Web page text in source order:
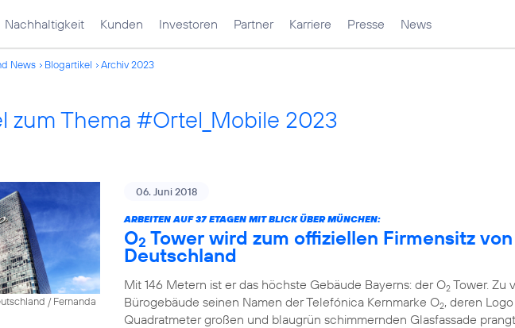
Nachhaltigkeit Kunden Investoren Partner Karriere Presse News
News Blogartikel Archiv 2023
zum Thema #Ortel_Mobile 2023
/ Fernanda
06. Juni 2018
ARBEITEN AUF 37 ETAGEN MIT BLICK ÜBER MÜNCHEN:
O2 Tower wird zum offiziellen Firmensitz
Deutschland
Mit 146 Metern ist er das höchste Gebäude Bayerns: der O2 Tower. Zu
Bürogebäude seinen Namen der Telefónica Kernmarke O2, deren
Quadratmeter großen und blaugrün schimmernden Glasfassade